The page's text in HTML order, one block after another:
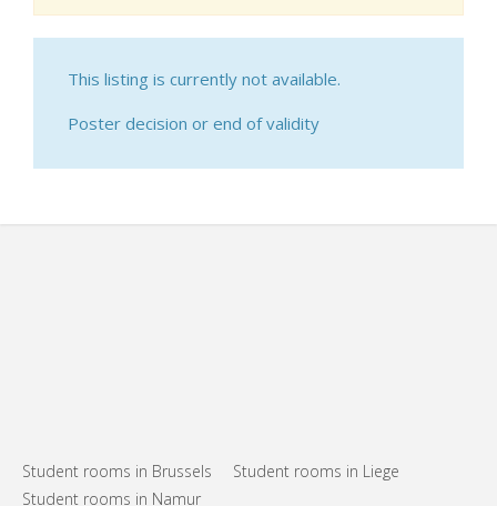
This listing is currently not available.
Poster decision or end of validity
Student rooms in Brussels
Student rooms in Liege
Student rooms in Namur